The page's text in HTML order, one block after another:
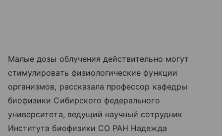
Малые дозы облучения действительно могут
стимулировать физиологические функции
организмов, рассказала профессор кафедры
биофизики Сибирского федерального
университета, ведущий научный сотрудник
Института биофизики СО РАН Надежда